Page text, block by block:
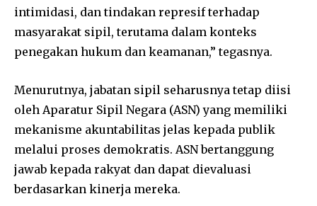
intimidasi, dan tindakan represif terhadap
masyarakat sipil, terutama dalam konteks
penegakan hukum dan keamanan,” tegasnya.
Menurutnya, jabatan sipil seharusnya tetap diisi
oleh Aparatur Sipil Negara (ASN) yang memiliki
mekanisme akuntabilitas jelas kepada publik
melalui proses demokratis. ASN bertanggung
jawab kepada rakyat dan dapat dievaluasi
berdasarkan kinerja mereka.